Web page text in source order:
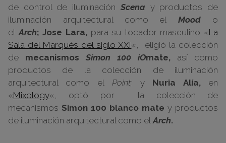
de control de iluminación Scena y productos de
iluminación arquitectural como elMood
o
el Arch; Jose Lara,para su tocador masculino «La
Sala del Marqués del siglo XXI«, eligió la colección
de mecanismos Simon 100 iOmate, así como
productos de la colección de iluminación
arquitectural como el Point; y Nuria Alía,en
«Mixology«, optó por la colección de
mecanismos Simon 100 blanco mate y productos
de iluminación arquitectural como el Arch.